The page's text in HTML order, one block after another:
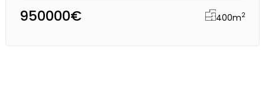
950000€ 400m2